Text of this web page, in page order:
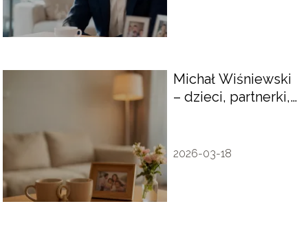
Michał Wiśniewski
– dzieci, partnerki,
2026-03-18